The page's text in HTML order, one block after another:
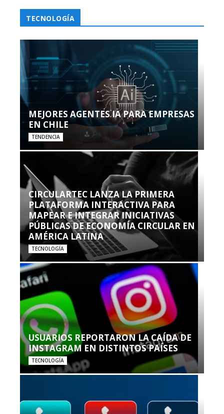
TECNOLOGÍA
MEJORES AGENTES IA PARA EMPRESAS
EN CHILE
TENDENCIA
CIRCULARTEC LANZA LA PRIMERA
PLATAFORMA INTERACTIVA PARA
MAPEAR E INTEGRAR INICIATIVAS
PÚBLICAS DE ECONOMÍA CIRCULAR EN
AMÉRICA LATINA
TECNOLOGÍA
USUARIOS REPORTARON LA CAÍDA DE
INSTAGRAM EN DISTINTOS PAÍSES
TECNOLOGÍA